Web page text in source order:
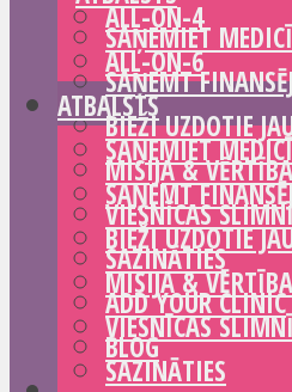
SAŅEMIET
SAŅEMT
BIEŽI UZDOTIE
MISIJA &
VIESNĪCAS
SAZINĀTIES
ADD YOUR CLINIC
BLOG
ALL-ON-4
ALL-ON-6
ATBALSTS
SAŅEMIET
SAŅEMT
BIEŽI UZDOTIE
MISIJA &
VIESNĪCAS
SAZINĀTIES